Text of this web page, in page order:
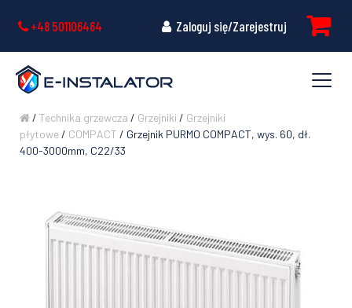
+48 501106464 Zaloguj się/Zarejestruj
/ Technika grzewcza / Grzejniki / Grzejniki
płytowe/ COMPACT / Grzejnik PURMO COMPACT, wys. 60, dł.
400-3000mm, C22/33